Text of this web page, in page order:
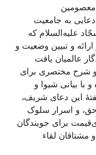
معصومین
به جامعیت
علیه‌السلام که
و تبیین وضعیت و
عالمیان یافت
و شرح مختصری برای
با بیانی شیوا و
این دعای شریف،
و اسرار سلوک
برای جویندگان
مشتاقان لقاء